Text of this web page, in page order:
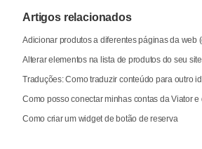
Artigos relacionados
Adicionar produtos a diferentes páginas da web
Alterar elementos na lista de produtos do seu site
Traduções: Como traduzir conteúdo para outro
Como posso conectar minhas contas da Viator e
Como criar um widget de botão de reserva